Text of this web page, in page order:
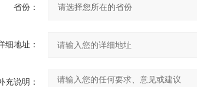
省份：
细地址：
充说明：